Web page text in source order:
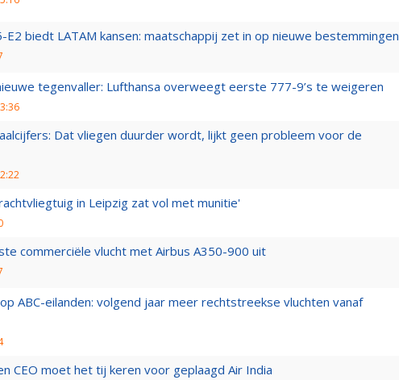
E2 biedt LATAM kansen: maatschappij zet in op nieuwe bestemmingen
tegenvaller: Lufthansa overweegt eerste 777-9’s te weigeren
Dat vliegen duurder wordt, lijkt geen probleem voor de
in Leipzig zat vol met munitie'
commerciële vlucht met Airbus A350-900 uit
ABC-eilanden: volgend jaar meer rechtstreekse vluchten vanaf
CEO moet het tij keren voor geplaagd Air India